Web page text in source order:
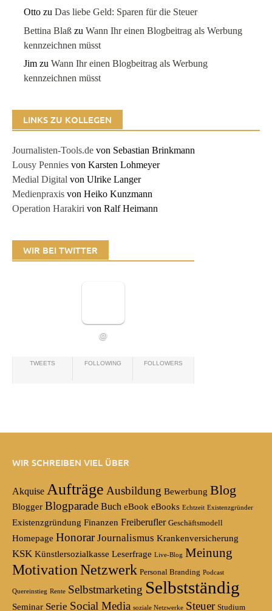
Otto zuDas liebe Geld: Sparen für die Steuer
Bettina Blaß zuWann Ihr einen Blogbeitrag als Werbung
kennzeichnen müsst
Jim zuWann Ihr einen Blogbeitrag als Werbung
kennzeichnen müsst
LINKS ZU KOLLEGEN
Journalisten-Tools.de von Sebastian Brinkmann
Lousy Pennies von Karsten Lohmeyer
Medial Digital von Ulrike Langer
Medienpraxis von Heiko Kunzmann
Operation Harakiri von Ralf Heimann
WIR BEI TWITTER
@
TWEETS FOLLOWING FOLLOWERS
WIR SCHREIBEN VIEL ÜBER
Akquise Aufträge Ausbildung Bewerbung Blog
Blogger Blogparade Buch eBook eBooks Echtzeit Existenzgründer
Existenzgründung Finanzen Freiberufler Geschäftsmodell
Homepage Honorar Journalismus Krankenversicherung
KSK Künstlersozialkasse Leserfrage Live-Blog Meinung
MotivationNetzwerk Personal Branding Podcast
Quereinstieg Rente Selbstmarketing Selbstständig
Seminar Serie Social Media soziale Netzwerke Steuer Studium